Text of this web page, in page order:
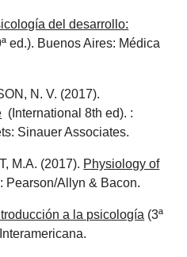
del desarrollo:
ed.). Buenos Aires: Médica
N. V. (2017).
(International 8th ed). :
Sinauer Associates.
M.A. (2017). Physiology of
Pearson/Allyn & Bacon.
a la psicología (3ª